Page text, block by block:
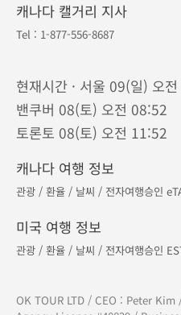
캐나다 캘거리 지사
Tel : 1-877-556-8687
현재시간 · 서울 09(일) 오
밴쿠버 08(토) 오전 08:52
토론토 08(토) 오전 11:52
캐나다 여행 정보
관광 / 환율 / 날씨 / 전자여행승인
미국 여행 정보
관광 / 환율 / 날씨 / 전자여행승인
OK TOUR LTD / CEO : Peter